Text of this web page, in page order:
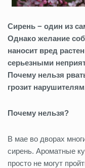
Сирень − один из
Однако желание
наносит вред
серьезными
Почему нельзя
грозит
Почему нельзя?
В мае во дворах
сирень. Ароматные
просто не могут